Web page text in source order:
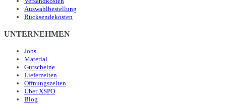
Auswahlbestellung
Rücksendekosten
UNTERNEHMEN
Jobs
Material
Gutscheine
Lieferzeiten
Öffnungszeiten
Über XSPO
Blog